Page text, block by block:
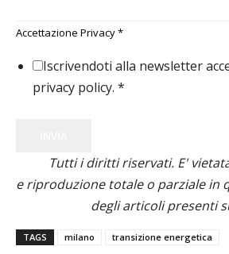
Accettazione Privacy*
Iscrivendoti alla newsletter
privacy policy. *
Tutti i diritti riservati. E'
e riproduzione totale o parziale in
degli articoli presenti
TAGS milano transizione energetica